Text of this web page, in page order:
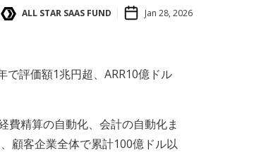
ALL STAR SAAS FUND Jan 28, 2026
で評価額1兆円超、ARR10億ドル
費精算の自動化、会計の自動化ま
顧客企業全体で累計100億ドル以